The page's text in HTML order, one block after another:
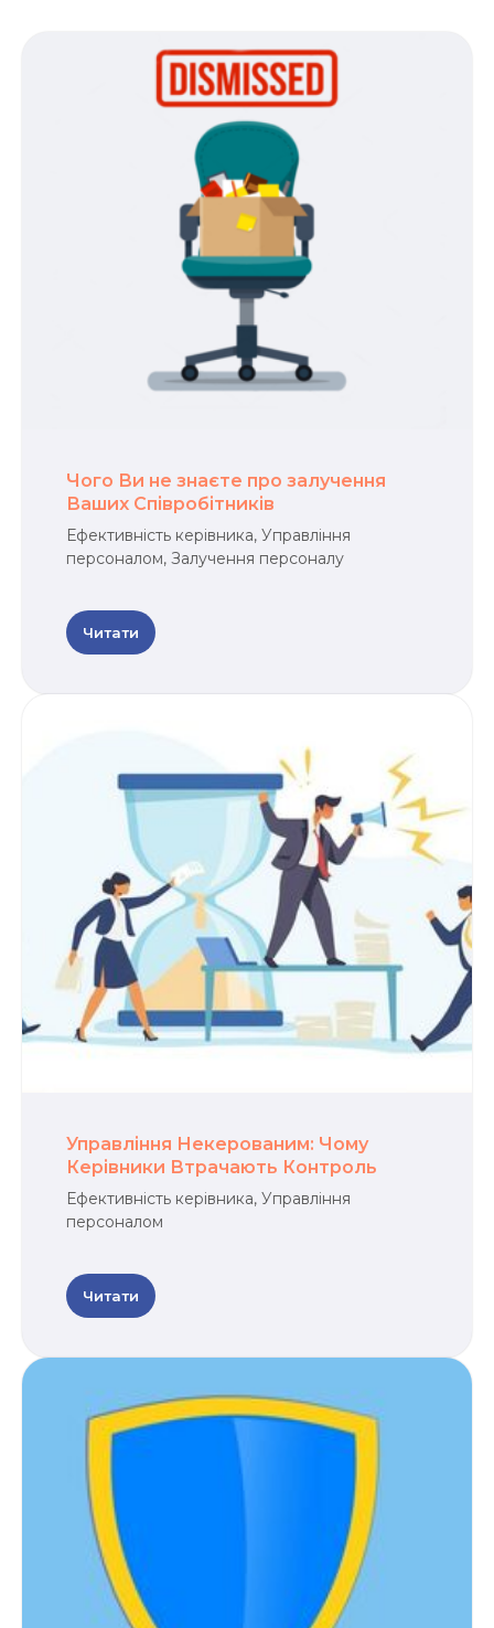
Чого Ви не знаєте про залучення
Ваших Співробітників
Ефективність керівника, Управління
персоналом, Залучення персоналу
Читати
Управління Некерованим: Чому
Керівники Втрачають Контроль
Ефективність керівника, Управління
персоналом
Читати